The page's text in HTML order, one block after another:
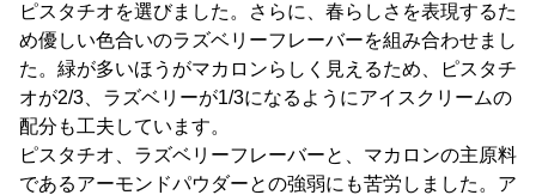
ピスタチオを選びました。さらに、春らしさを表現するた
め優しい色合いのラズベリーフレーバーを組み合わせまし
た。緑が多いほうがマカロンらしく見えるため、ピスタチ
オが2/3、ラズベリーが1/3になるようにアイスクリームの
配分も工夫しています。
ピスタチオ、ラズベリーフレーバーと、マカロンの主原料
であるアーモンドパウダーとの強弱にも苦労しました。ア